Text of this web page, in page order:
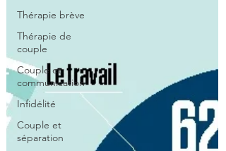
Thérapie brève
Thérapie de
couple
Couple et
communication
Infidélité
Couple et
séparation